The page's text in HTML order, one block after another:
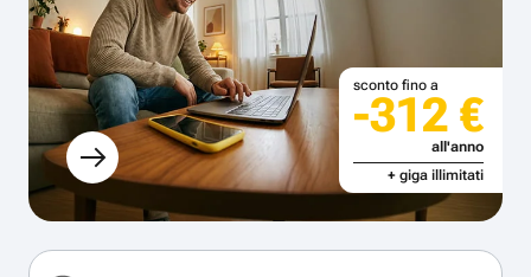
sconto fino a
-312 €
all'anno
+ giga illimitati